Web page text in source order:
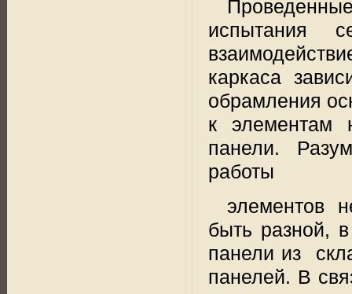
испытания
каркаса
обрамления
к элементам
панели.
работы
элементов
быть разной,
панели из
панелей. В